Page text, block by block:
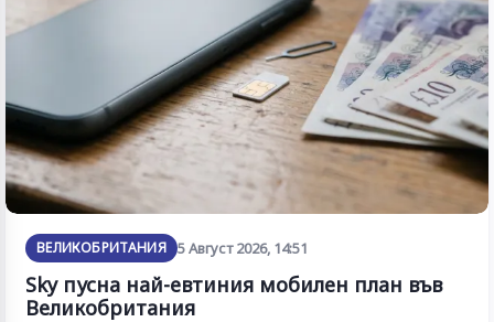
ВЕЛИКОБРИТАНИЯ 5 Август 2026, 14:51
Sky пусна най-евтиния мобилен план във
Великобритания